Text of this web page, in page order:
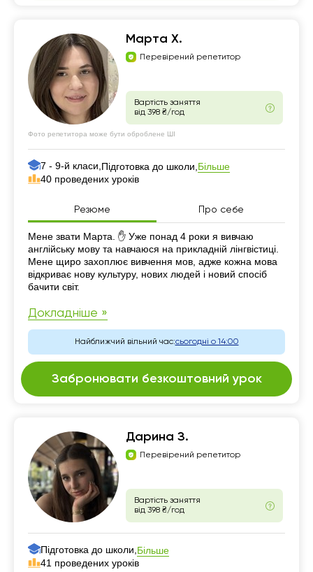
Марта Х.
Перевірений репетитор
Вартість заняття
від 398 ₴/год
Фото репетитора може бути оброблене ШІ
7 - 9-й класи, Підготовка до школи, Більше
40 проведених уроків
Резюме Про себе
Резюме
Мене звати Марта. ✋ Уже понад 4 роки я вивчаю
англійську мову та навчаюся на прикладній лінгвістиці.
Мене щиро захоплює вивчення мов, адже кожна мова
відкриває нову культуру, нових людей і новий спосіб
бачити світ.
Докладніше »
Найближчий вільний час:сьогодні о 14:00
Забронювати безкоштовний урок
Дарина З.
Перевірений репетитор
Вартість заняття
від 398 ₴/год
Підготовка до школи, Більше
41 проведених уроків